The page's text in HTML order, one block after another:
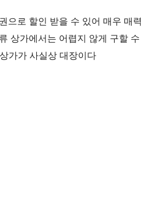
으로 할인 받을 수 있어 매우 매
상가에서는 어렵지 않게 구할
가가 사실상 대장이다